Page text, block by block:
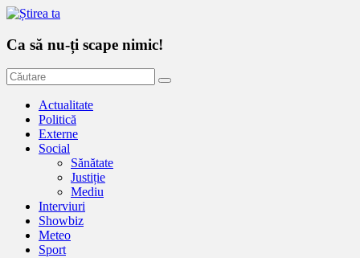
Ca să nu-ți scape nimic!
Actualitate
Politică
Externe
Social
Sănătate
Justiție
Mediu
Interviuri
Showbiz
Meteo
Sport